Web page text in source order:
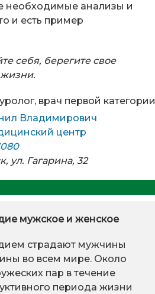
необходимые анализы и
и есть пример
себя, берегите свое
жизни.
врач первой категории
Владимирович
центр
ул. Гагарина, 32
мужское и женское
страдают мужчины
во всем мире. Около
пар в течение
периода жизни